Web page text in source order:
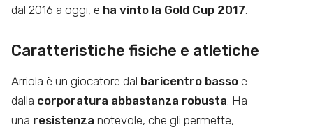
dal 2016 a oggi, e ha vinto la Gold Cup 2017.
Caratteristiche fisiche e atletiche
Arriola è un giocatore dal baricentro basso e
dalla corporatura abbastanza robusta. Ha
una resistenza notevole, che gli permette,